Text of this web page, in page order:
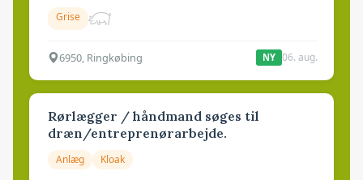
Grise
6950, Ringkøbing NY 06. aug.
Rørlægger / håndmand søges til
dræn/entreprenørarbejde.
Anlæg Kloak